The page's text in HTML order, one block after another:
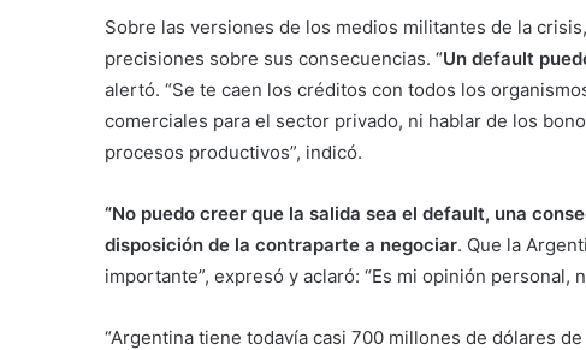
Sobre las versiones de los medios militantes de la
precisiones sobre sus consecuencias. “Un default
alertó. “Se te caen los créditos con todos los
comerciales para el sector privado, ni hablar de los
procesos productivos”, indicó.
“No puedo creer que la salida sea el default, una
disposición de la contraparte a negociar. Que la
importante”, expresó y aclaró: “Es mi opinión personal,
“Argentina tiene todavía casi 700 millones de dólares